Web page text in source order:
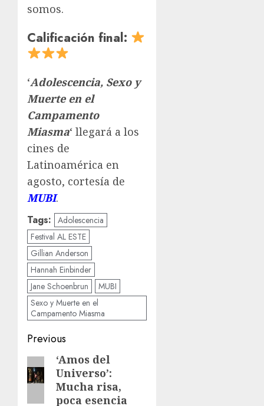
somos.
Calificación final:
‘Adolescencia, Sexo y
Muerte en el
Campamento
Miasma‘ llegará a los
cines de
Latinoamérica en
agosto, cortesía de
MUBI.
Tags: Adolescencia
Festival AL ESTE
Gillian Anderson
Hannah Einbinder
Jane Schoenbrun
MUBI
Sexo y Muerte en el
Campamento Miasma
Previous
‘Amos del
Universo’:
Mucha risa,
poca esencia